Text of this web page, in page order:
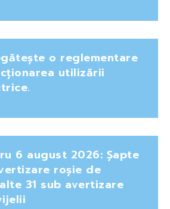
o reglementare
utilizării
6 august 2026: Șapte
roșie de
31 sub avertizare